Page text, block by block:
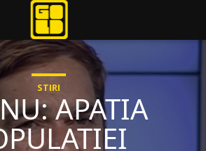
STIRI
APATIA